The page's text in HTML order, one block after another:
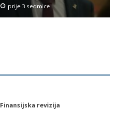
prije 3 sedmice
Finansijska revizija